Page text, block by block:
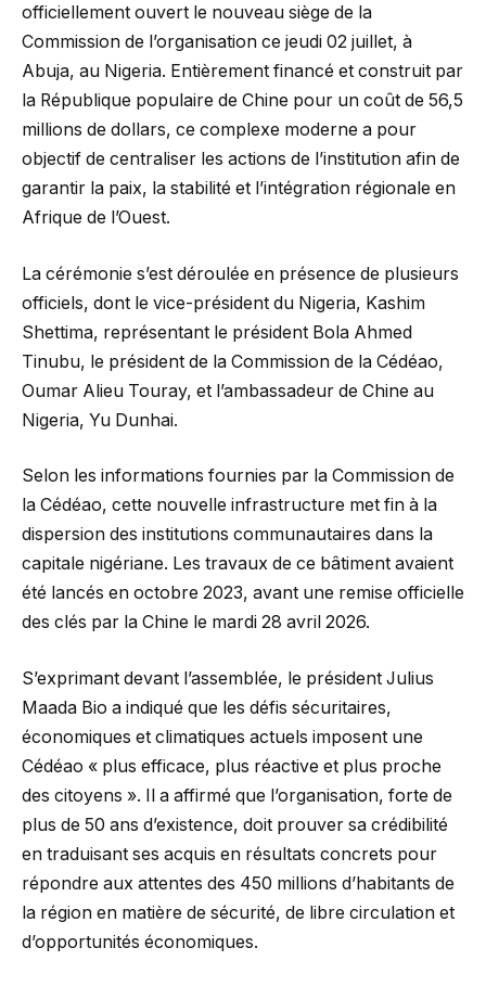
officiellement ouvert le nouveau siège de la
Commission de l’organisation ce jeudi 02 juillet, à
Abuja, au Nigeria. Entièrement financé et construit par
la République populaire de Chine pour un coût de 56,5
millions de dollars, ce complexe moderne a pour
objectif de centraliser les actions de l’institution afin de
garantir la paix, la stabilité et l’intégration régionale en
Afrique de l’Ouest.
La cérémonie s’est déroulée en présence de plusieurs
officiels, dont le vice-président du Nigeria, Kashim
Shettima, représentant le président Bola Ahmed
Tinubu, le président de la Commission de la Cédéao,
Oumar Alieu Touray, et l’ambassadeur de Chine au
Nigeria, Yu Dunhai.
Selon les informations fournies par la Commission de
la Cédéao, cette nouvelle infrastructure met fin à la
dispersion des institutions communautaires dans la
capitale nigériane. Les travaux de ce bâtiment avaient
été lancés en octobre 2023, avant une remise officielle
des clés par la Chine le mardi 28 avril 2026.
S’exprimant devant l’assemblée, le président Julius
Maada Bio a indiqué que les défis sécuritaires,
économiques et climatiques actuels imposent une
Cédéao « plus efficace, plus réactive et plus proche
des citoyens ». Il a affirmé que l’organisation, forte de
plus de 50 ans d’existence, doit prouver sa crédibilité
en traduisant ses acquis en résultats concrets pour
répondre aux attentes des 450 millions d’habitants de
la région en matière de sécurité, de libre circulation et
d’opportunités économiques.